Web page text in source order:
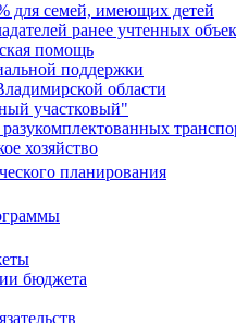
для семей, имеющих детей
ранее учтенных
помощь
поддержки
области
участковый"
хозяйство
планирования
бюджета